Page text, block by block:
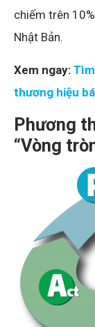
chiếm trên
Nhật Bản.
Xem ngay:
thương hiệu
Phương
“Vòng